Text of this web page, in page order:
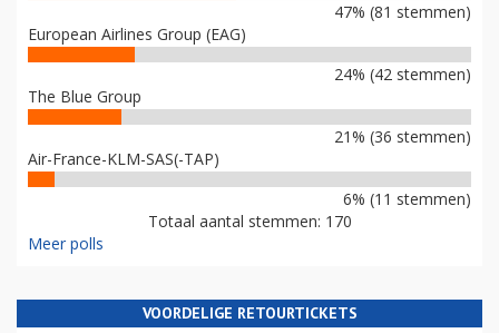
47% (81 stemmen)
European Airlines Group (EAG)
24% (42 stemmen)
The Blue Group
21% (36 stemmen)
Air-France-KLM-SAS(-TAP)
6% (11 stemmen)
Totaal aantal stemmen: 170
Meer polls
VOORDELIGE RETOURTICKETS